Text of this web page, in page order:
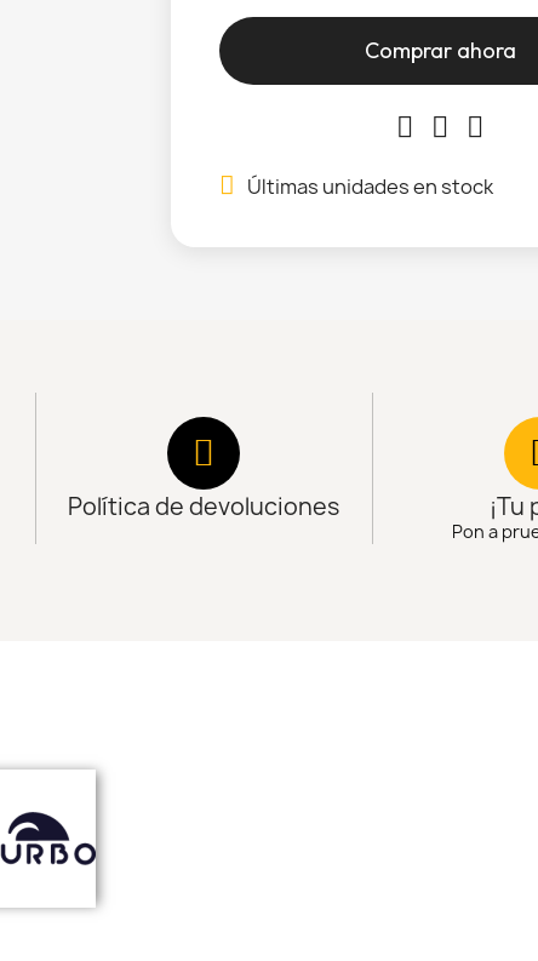
Comprar ahora
Últimas unidades en stock
Política de devoluciones ¡Tu
Pon a